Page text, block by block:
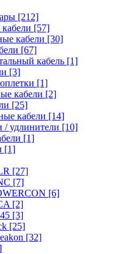
[212]
[57]
кабели [30]
[67]
кабель [1]
[3]
[1]
кабели [2]
[25]
кабели [14]
/ удлинители [10]
[1]
[1]
[27]
[7]
[6]
[2]
[3]
[25]
[32]